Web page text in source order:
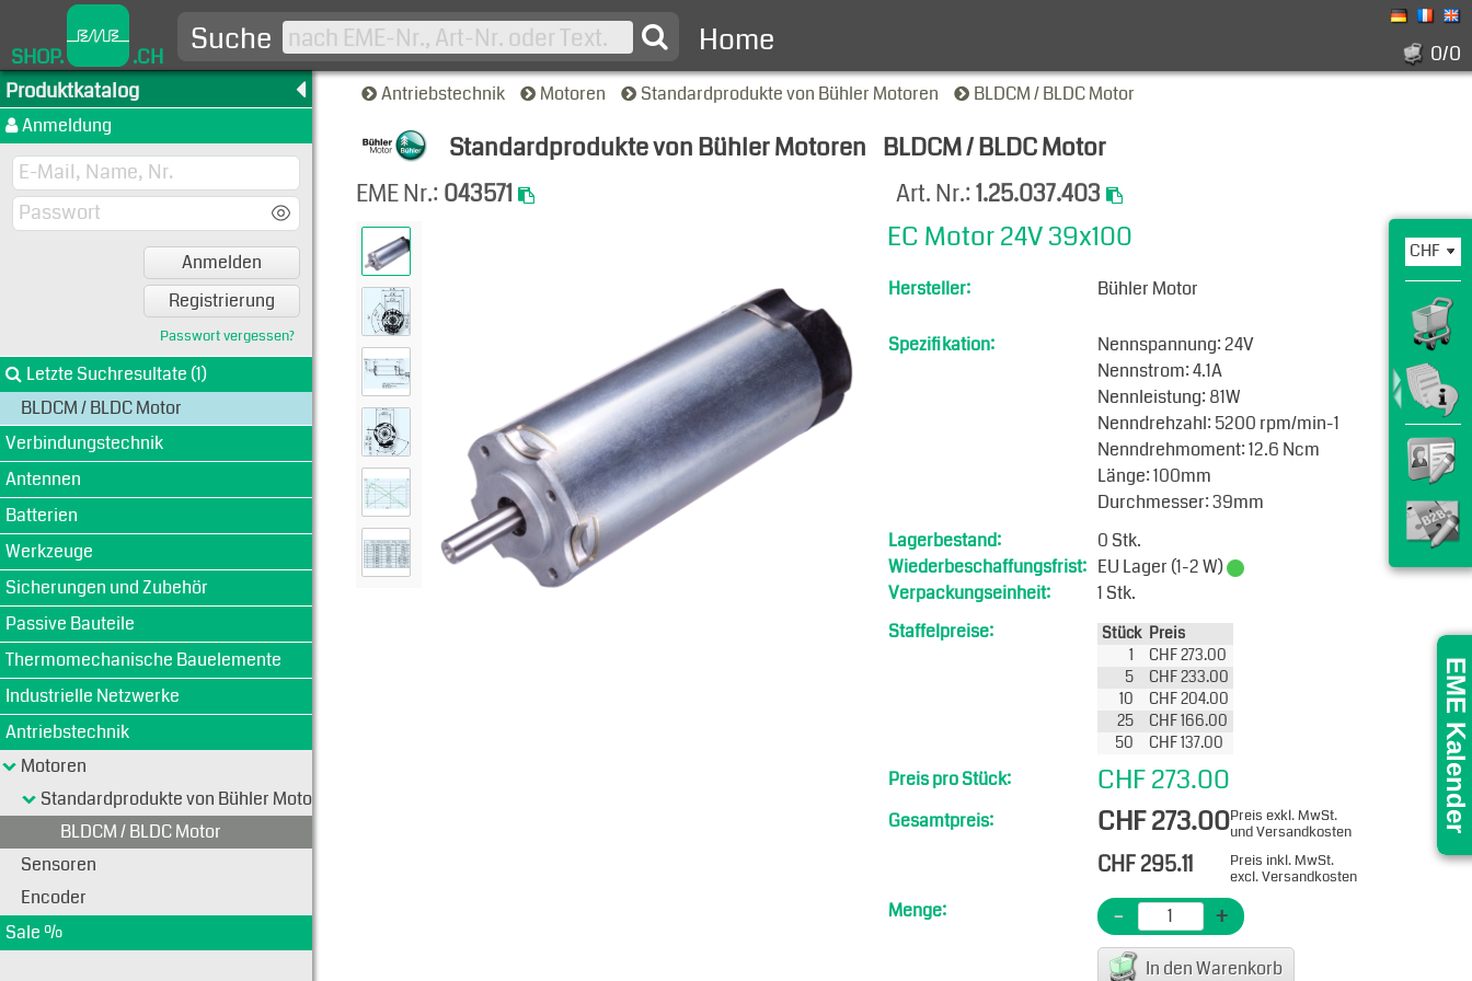
EME Kalender
SHOP. .CH Suche Home
0/0
Produktkatalog
Anmeldung
Anmelden
Registrierung
Passwort vergessen?
Letzte Suchresultate (1)
BLDCM / BLDC Motor
Verbindungstechnik
Antennen
Batterien
Werkzeuge
Sicherungen und Zubehör
Passive Bauteile
Thermomechanische Bauelemente
Industrielle Netzwerke
Antriebstechnik
Motoren
Standardprodukte von Bühler Motoren
BLDCM / BLDC Motor
Sensoren
Encoder
Sale %
Antriebstechnik Motoren Standardprodukte von Bühler Motoren BLDCM / BLDC Motor
Standardprodukte von Bühler Motoren BLDCM / BLDC Motor
Produkt-Ansicht
EME Nr.: 043571 Art. Nr.:1.25.037.403
EC Motor 24V 39x100
Hersteller: Bühler Motor
Spezifikation:
Nennspannung: 24V
Nennstrom: 4.1A
Nennleistung: 81W
Nenndrehzahl: 5200 rpm/min-1
Nenndrehmoment: 12.6 Ncm
Länge: 100mm
Durchmesser: 39mm
Lagerbestand:
Wiederbeschaffungsfrist:
Verpackungseinheit:
0 Stk.
EU Lager (1-2 W)
1 Stk.
Staffelpreise:
Stück Preis
1
CHF 273.00
5
CHF 233.00
10
CHF 204.00
25
CHF 166.00
50
CHF 137.00
Preis pro Stück: CHF 273.00
Gesamtpreis: CHF 273.00Preis exkl. MwSt.
und Versandkosten
CHF 295.11
Preis inkl. MwSt.
excl. Versandkosten
Menge: - +
In den Warenkorb